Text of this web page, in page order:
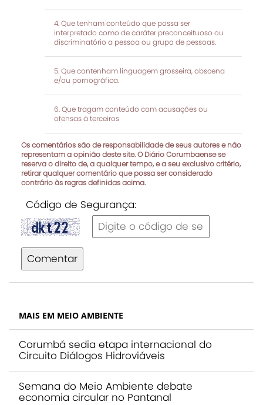
Que tenham conteúdo que possa ser
interpretado como de caráter preconceituoso ou
discriminatório a pessoa ou grupo de pessoas.
Que contenham linguagem grosseira, obscena
e/ou pornográfica.
Que tragam conteúdo com acusações ou
ofensas à terceiros
Os comentários são de responsabilidade de seus autores e não
representam a opinião deste site. O Diário Corumbaense se
reserva o direito de, a qualquer tempo, e a seu exclusivo critério,
retirar qualquer comentário que possa ser considerado
contrário às regras definidas acima.
Código de Segurança:
Comentar
MAIS EM MEIO AMBIENTE
Corumbá sedia etapa internacional do
Circuito Diálogos Hidroviáveis
Semana do Meio Ambiente debate
economia circular no Pantanal